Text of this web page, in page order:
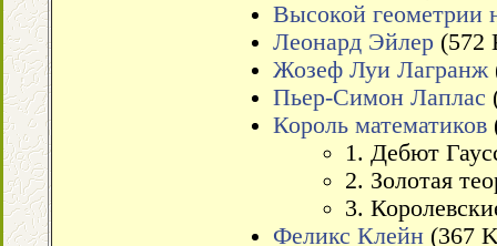
Высокой геометрии
Леонард Эйлер (572
Жозеф Луи Лагранж
Пьер-Симон Лаплас
Король математиков
1. Дебют
2. Золотая
3.
Феликс Клейн (367